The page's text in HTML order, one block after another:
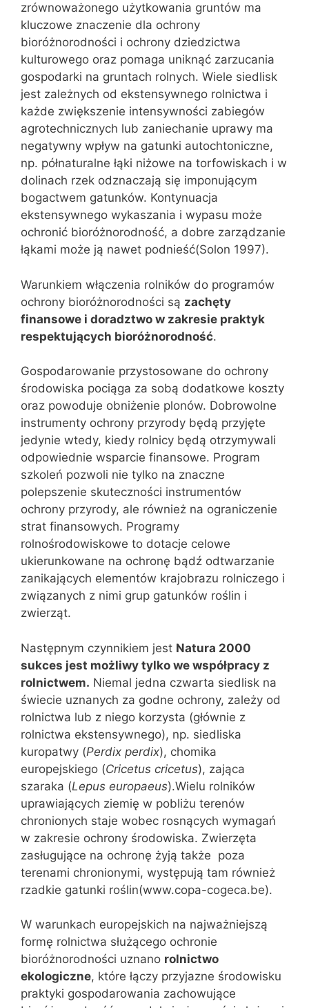
zrównoważonego użytkowania gruntów ma
kluczowe znaczenie dla ochrony
bioróżnorodności i ochrony dziedzictwa
kulturowego oraz pomaga uniknąć zarzucania
gospodarki na gruntach rolnych. Wiele siedlisk
jest zależnych od ekstensywnego rolnictwa i
każde zwiększenie intensywności zabiegów
agrotechnicznych lub zaniechanie uprawy ma
negatywny wpływ na gatunki autochtoniczne,
np. półnaturalne łąki niżowe na torfowiskach i w
dolinach rzek odznaczają się imponującym
bogactwem gatunków. Kontynuacja
ekstensywnego wykaszania i wypasu może
ochronić bioróżnorodność, a dobre zarządzanie
łąkami może ją nawet podnieść(Solon 1997).
Warunkiem włączenia rolników do programów
ochrony bioróżnorodności są zachęty
finansowe i doradztwo w zakresie praktyk
respektujących bioróżnorodność.
Gospodarowanie przystosowane do ochrony
środowiska pociąga za sobą dodatkowe koszty
oraz powoduje obniżenie plonów. Dobrowolne
instrumenty ochrony przyrody będą przyjęte
jedynie wtedy, kiedy rolnicy będą otrzymywali
odpowiednie wsparcie finansowe. Program
szkoleń pozwoli nie tylko na znaczne
polepszenie skuteczności instrumentów
ochrony przyrody, ale również na ograniczenie
strat finansowych. Programy
rolnośrodowiskowe to dotacje celowe
ukierunkowane na ochronę bądź odtwarzanie
zanikających elementów krajobrazu rolniczego i
związanych z nimi grup gatunków roślin i
zwierząt.
Następnym czynnikiem jest Natura 2000
sukces jest możliwy tylko we współpracy z
rolnictwem. Niemal jedna czwarta siedlisk na
świecie uznanych za godne ochrony, zależy od
rolnictwa lub z niego korzysta (głównie z
rolnictwa ekstensywnego), np. siedliska
kuropatwy (Perdix perdix), chomika
europejskiego (Cricetus cricetus), zająca
szaraka (Lepus europaeus).Wielu rolników
uprawiających ziemię w pobliżu terenów
chronionych staje wobec rosnących wymagań
w zakresie ochrony środowiska. Zwierzęta
zasługujące na ochronę żyją także poza
terenami chronionymi, występują tam również
rzadkie gatunki roślin(www.copa-cogeca.be).
W warunkach europejskich na najważniejszą
formę rolnictwa służącego ochronie
bioróżnorodności uznano rolnictwo
ekologiczne, które łączy przyjazne środowisku
praktyki gospodarowania zachowujące